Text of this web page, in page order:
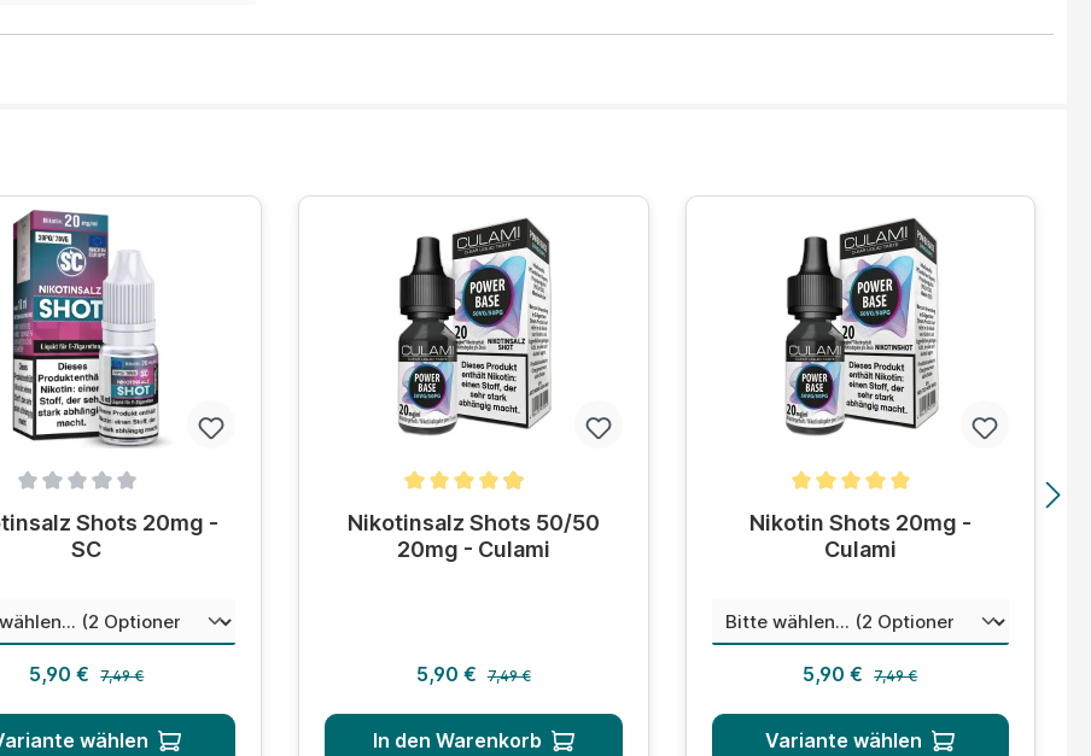
Bewertung von 0 von 5 Sternen
Shots 20mg -
SC
auswählen
Verkaufspreis:
5,90 € Regulärer Preis:
7,49 €
wählen
Durchschnittliche Bewertung von 4.8 von 5 Sternen
Nikotinsalz Shots 50/50
20mg - Culami
Verkaufspreis:
5,90 € Regulärer Preis:
7,49 €
In den Warenkorb
Durchschnittliche Bewertung von 5 von
Nikotin Shots 20mg -
Culami
Mischungsverhältnis
Verkaufspreis:
5,90 € Regulärer Preis:
7,49 €
Variante wählen